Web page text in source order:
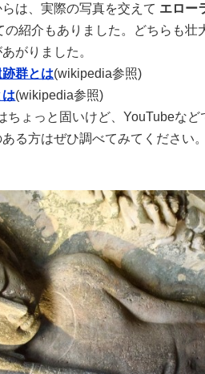
は、実際の写真を交えて エロー
の紹介もありました。どちらも
がりました。
群とは(wikipedia参照)
(wikipedia参照)
ちょっと固いけど、YouTubeな
る方はぜひ調べてみてください